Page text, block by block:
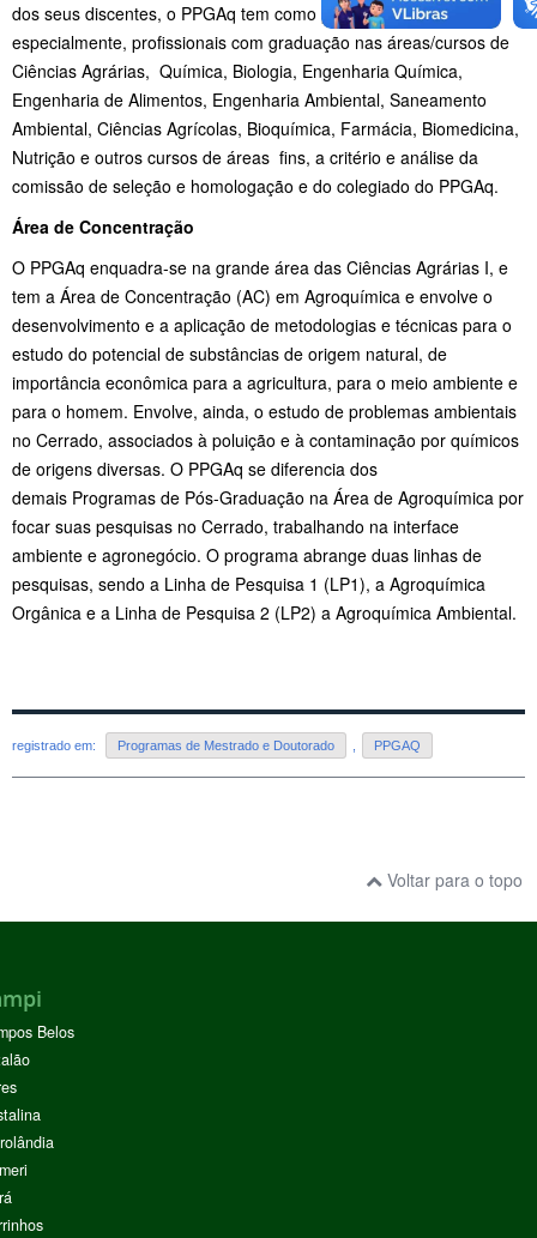
dos seus discentes, o PPGAq tem como público alvo,
especialmente, profissionais com graduação nas áreas/cursos de
Ciências Agrárias, Química, Biologia, Engenharia Química,
Engenharia de Alimentos, Engenharia Ambiental, Saneamento
Ambiental, Ciências Agrícolas, Bioquímica, Farmácia, Biomedicina,
Nutrição e outros cursos de áreas fins, a critério e análise da
comissão de seleção e homologação e do colegiado do PPGAq.
Área de Concentração
O PPGAq enquadra-se na grande área das Ciências Agrárias I, e
tem a Área de Concentração (AC) em Agroquímica e envolve o
desenvolvimento e a aplicação de metodologias e técnicas para o
estudo do potencial de substâncias de origem natural, de
importância econômica para a agricultura, para o meio ambiente e
para o homem. Envolve, ainda, o estudo de problemas ambientais
no Cerrado, associados à poluição e à contaminação por químicos
de origens diversas. O PPGAq se diferencia dos
demais Programas de Pós-Graduação na Área de Agroquímica por
focar suas pesquisas no Cerrado, trabalhando na interface
ambiente e agronegócio. O programa abrange duas linhas de
pesquisas, sendo a Linha de Pesquisa 1 (LP1), a Agroquímica
Orgânica e a Linha de Pesquisa 2 (LP2) a Agroquímica Ambiental.
registrado em: Programas de Mestrado e Doutorado PPGAQ
Voltar para o topo
Belos